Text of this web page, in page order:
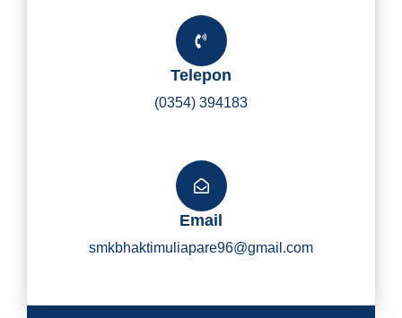
Y
I
Telepon
(0354) 394183
Email
smkbhaktimuliapare96@gmail.com